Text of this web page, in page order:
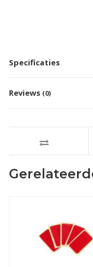
Specificaties
Reviews (0)